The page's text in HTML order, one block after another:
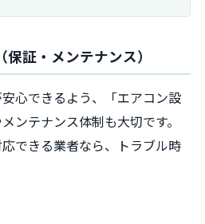
証・メンテナンス）
心できるよう、「エアコン設
ンテナンス体制も大切です。
できる業者なら、トラブル時